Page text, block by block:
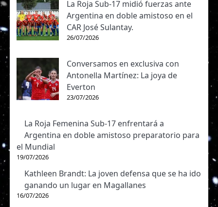
La Roja Sub-17 midió fuerzas ante
Argentina en doble amistoso en el
CAR José Sulantay.
26/07/2026
Conversamos en exclusiva con
Antonella Martínez: La joya de
Everton
23/07/2026
La Roja Femenina Sub-17 enfrentará a
Argentina en doble amistoso preparatorio para
el Mundial
19/07/2026
Kathleen Brandt: La joven defensa que se ha ido
ganando un lugar en Magallanes
16/07/2026